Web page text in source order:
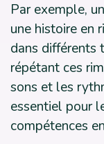
Par exemple,
une histoire en
dans différents
répétant ces
sons et les
essentiel pour
compétences